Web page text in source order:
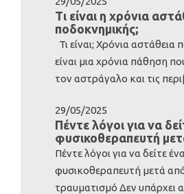
Τι είναι η χρόνια
ποδοκνημικής;
Τι είναι; Χρόνια αστάθεια
είναι μια χρόνια πάθηση
τον αστράγαλο και τις
σοβαρό διάστρεμμα της
Ωστόσο, ορισμένοι
γενετής με λιγότερο
αστραγάλους- αυτά τα
γενικά ιδιαίτερα
29/05/2025
Πέντε λόγοι για να
φυσικοθεραπευτή
τραυματισμό
Πέντε λόγοι για να δείτε
φυσικοθεραπευτή μετά
τραυματισμό Δεν υπάρχει